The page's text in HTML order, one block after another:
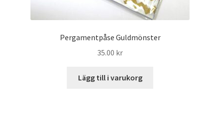
Pergamentpåse Guldmönster
35.00 kr
Lägg till i varukorg